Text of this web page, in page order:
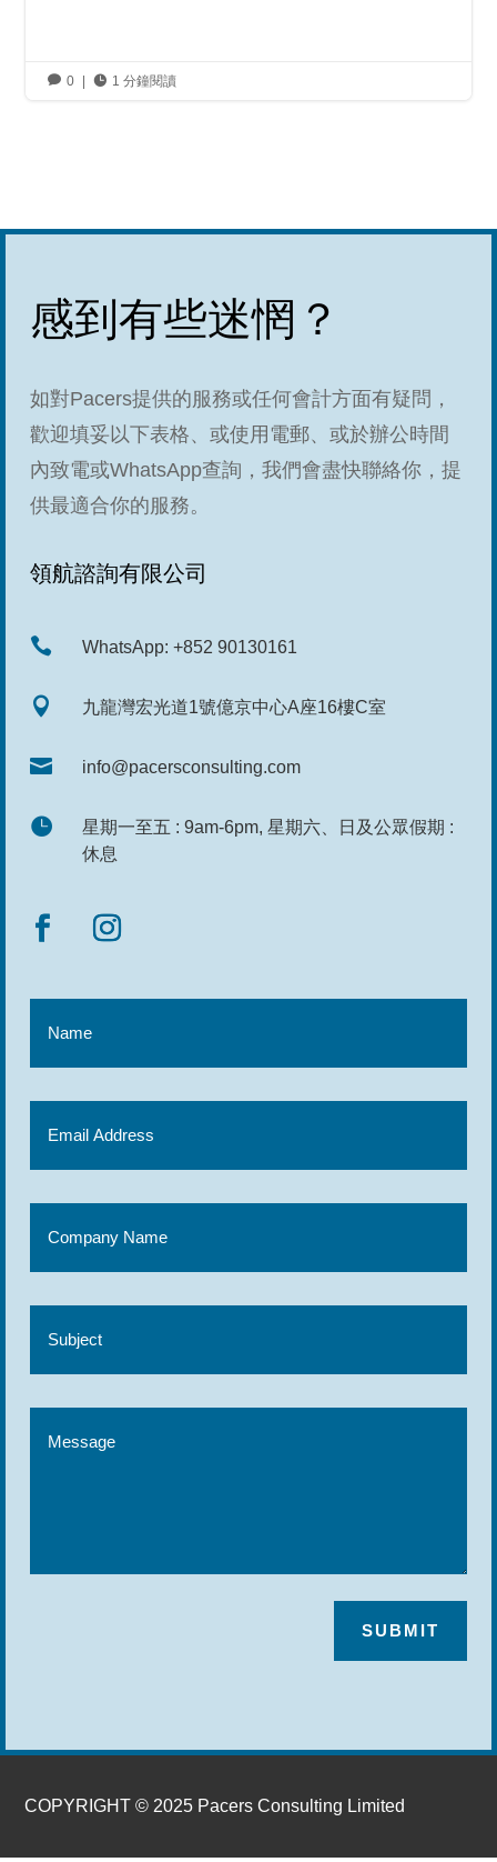
 0  1 分鐘閱讀
感到有些迷惘？
如對Pacers提供的服務或任何會計方面有疑問，
歡迎填妥以下表格、或使用電郵、或於辦公時間
內致電或WhatsApp查詢，我們會盡快聯絡你，提
供最適合你的服務。
領航諮詢有限公司
 WhatsApp: +852 90130161
 九龍灣宏光道1號億京中心A座16樓C室
 info@pacersconsulting.com

星期一至五 : 9am-6pm, 星期六、日及公眾假期 :
休息
SUBMIT
COPYRIGHT © 2025 Pacers Consulting Limited